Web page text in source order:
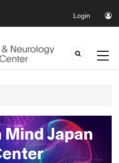
Login
Mind Japan